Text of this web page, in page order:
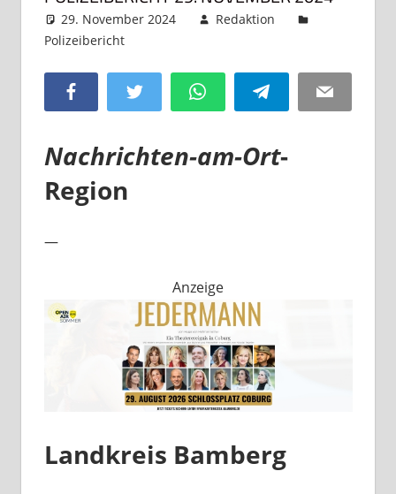
29. November 2024
Redaktion
Polizeibericht
Facebook Twitter WhatsAppTelegram Email
Nachrichten-am-Ort-
Region
—
Anzeige
Landkreis Bamberg